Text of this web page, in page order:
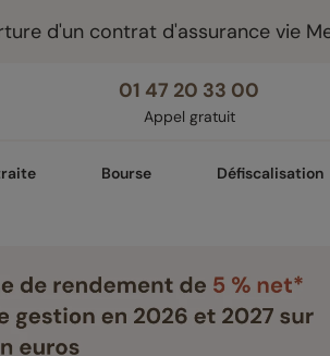
d'un contrat d'assurance vie
01 47 20 33 00
Appel gratuit
Bourse Défiscalisation